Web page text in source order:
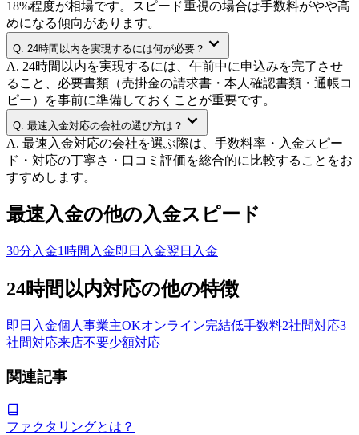
18%程度が相場です。スピード重視の場合は手数料がやや高
めになる傾向があります。
Q. 24時間以内を実現するには何が必要？
A. 24時間以内を実現するには、午前中に申込みを完了させ
ること、必要書類（売掛金の請求書・本人確認書類・通帳コ
ピー）を事前に準備しておくことが重要です。
Q. 最速入金対応の会社の選び方は？
A. 最速入金対応の会社を選ぶ際は、手数料率・入金スピー
ド・対応の丁寧さ・口コミ評価を総合的に比較することをお
すすめします。
最速入金の他の入金スピード
30分入金1時間入金即日入金翌日入金
24時間以内対応の他の特徴
即日入金個人事業主OKオンライン完結低手数料2社間対応3
社間対応来店不要少額対応
関連記事
ファクタリングとは？